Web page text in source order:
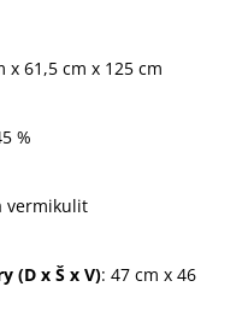
x 61,5 cm x 125 cm
%
vermikulit
(D x Š x V): 47 cm x 46